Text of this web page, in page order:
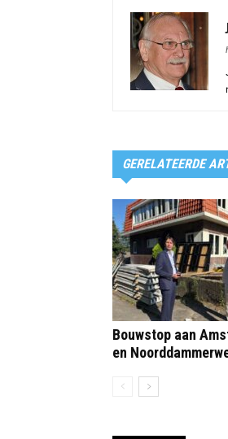
GERELATEERDE
Bouwstop aan
en